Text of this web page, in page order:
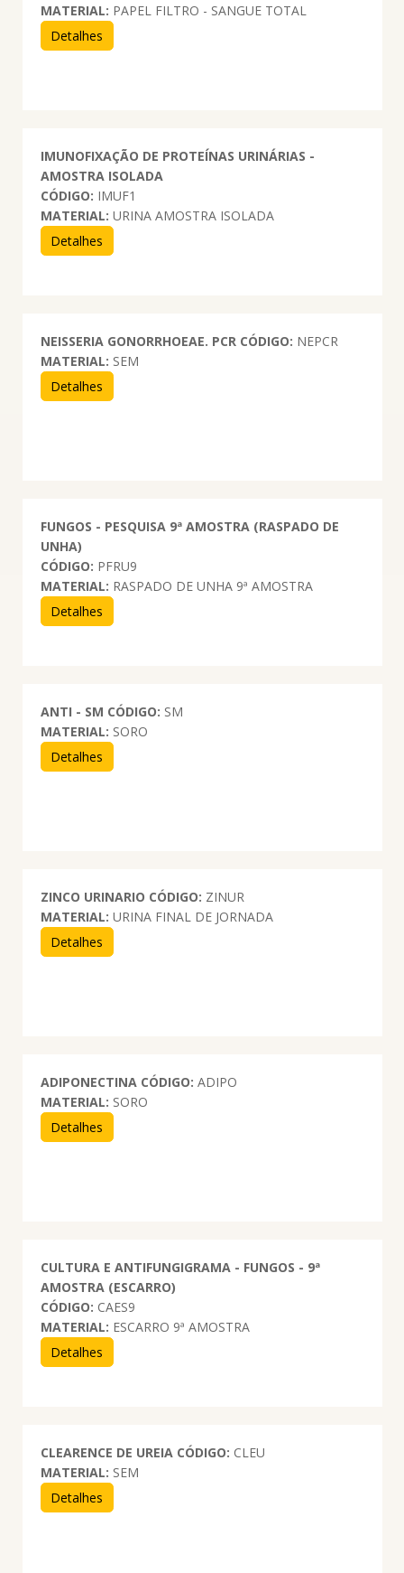
MATERIAL: PAPEL FILTRO - SANGUE TOTAL
Detalhes
IMUNOFIXAÇÃO DE PROTEÍNAS URINÁRIAS -
AMOSTRA ISOLADA
CÓDIGO: IMUF1
MATERIAL: URINA AMOSTRA ISOLADA
Detalhes
NEISSERIA GONORRHOEAE. PCR CÓDIGO: NEPCR
MATERIAL: SEM
Detalhes
FUNGOS - PESQUISA 9ª AMOSTRA (RASPADO DE
UNHA)
CÓDIGO: PFRU9
MATERIAL: RASPADO DE UNHA 9ª AMOSTRA
Detalhes
ANTI - SM CÓDIGO: SM
MATERIAL: SORO
Detalhes
ZINCO URINARIO CÓDIGO: ZINUR
MATERIAL: URINA FINAL DE JORNADA
Detalhes
ADIPONECTINA CÓDIGO: ADIPO
MATERIAL: SORO
Detalhes
CULTURA E ANTIFUNGIGRAMA - FUNGOS - 9ª
AMOSTRA (ESCARRO)
CÓDIGO: CAES9
MATERIAL: ESCARRO 9ª AMOSTRA
Detalhes
CLEARENCE DE UREIA CÓDIGO: CLEU
MATERIAL: SEM
Detalhes